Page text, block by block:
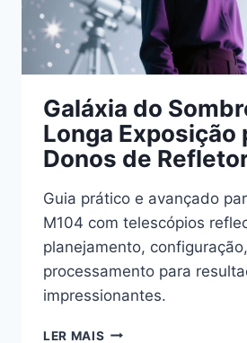
Galáxia do
Longa Exposição
Donos de
Guia prático e avançado
M104 com telescópios
planejamento,
processamento para
impressionantes.
LER MAIS GALÁXIA